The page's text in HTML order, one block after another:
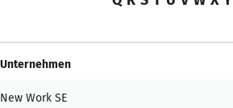
Unternehmen
New Work SE